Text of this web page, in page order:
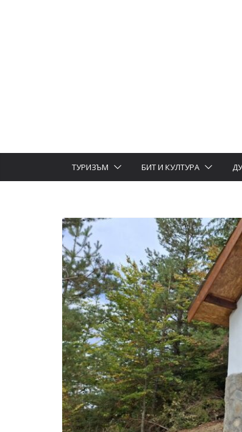
ТУРИЗЪМ БИТ И КУЛТУРА